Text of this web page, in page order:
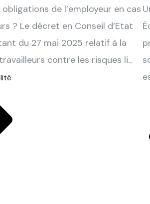
de l’employeur en cas
? Le décret en Conseil d’Etat
du 27 mai 2025 relatif à la
contre les risques li...